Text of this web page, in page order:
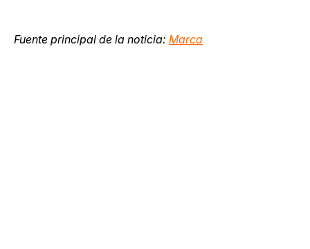
Fuente principal de la noticia: Marca